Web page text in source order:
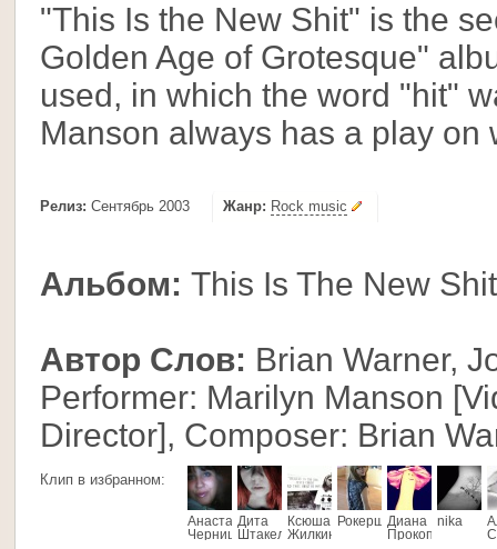
"This Is the New Shit" is the
Golden Age of Grotesque"
used, in which the word "hit"
Manson always has a play on
Релиз: Сентябрь 2003 Жанр: Rock music
Альбом: This Is The New Shit
Автор Слов: Brian Warner,
Performer: Marilyn Manson
Director], Composer: Brian
Клип в избранном:
Анастасия
Черницова
Дита
Штакельберг
Ксюша
Жилкина
РокершаДиана
Прокопенко
nika